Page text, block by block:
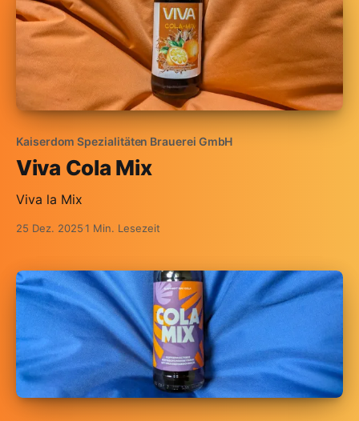
Kaiserdom Spezialitäten Brauerei GmbH
Viva Cola Mix
Viva la Mix
25 Dez. 20251 Min. Lesezeit